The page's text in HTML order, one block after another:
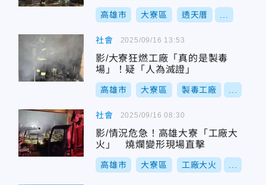
高雄市 大寮區 透天厝
社會
影/大寮狂燃工廠「真的是製毒
場」！疑「人為滅證」
高雄市 大寮區 製毒工廠
2025/09/16 13:53
社會
影/情況危急！高雄大寮「工廠大
火」 燒爛變形現場直擊
高雄市 大寮區 工廠大火
2025/09/16 08:30